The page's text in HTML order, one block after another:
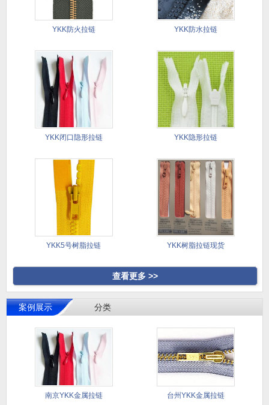
YKK防火拉链 YKK防水拉链
YKK闭口隐形拉链 YKK隐形拉链
YKK5号树脂拉链 YKK树脂拉链现货
查看更多 >>
案例展示 分类
南京YKK金属拉链 台州YKK金属拉链